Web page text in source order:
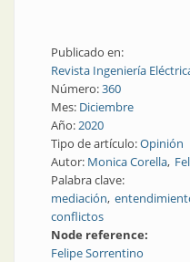
Publicado en:
Revista Ingeniería
Número:360
Mes: Diciembre
Año:2020
Tipo de artículo:Opinión
Autor: Monica Corella
Palabra clave:
mediación
conflictos
Node reference:
Felipe Sorrentino